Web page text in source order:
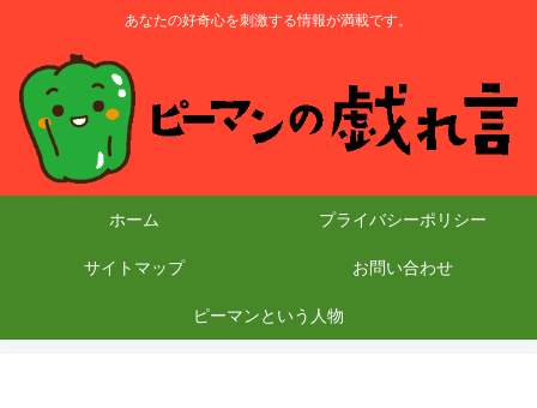
あなたの好奇心を刺激する情報が満載です。
ホーム プライバシーポリシー
サイトマップ お問い合わせ
ピーマンという人物